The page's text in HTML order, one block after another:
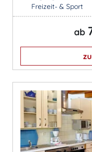
Freizeit- & Sport
ab